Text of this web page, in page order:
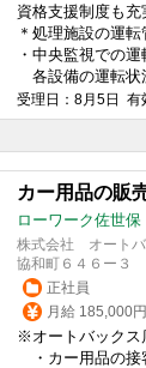
資格支援制度も充
＊処理施設の運
・中央監視での
各設備の運転状
受理日：8月5日 有
カー用品の販
ローワーク佐世保
株式会社 オート
協和町６４６ー３
正社員
月給 185,000
※オートバックス
・カー用品の接